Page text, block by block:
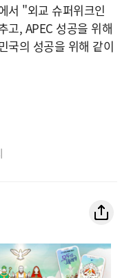
서 "외교 슈퍼위크인
고, APEC 성공을 위해
국의 성공을 위해 같이